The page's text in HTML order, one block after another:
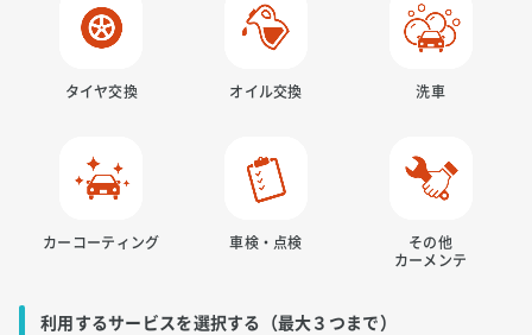
タイヤ交換 オイル交換 洗車
カーコーティング 車検・点検
その他
カーメンテ
利用するサービスを選択する（最大３つまで）